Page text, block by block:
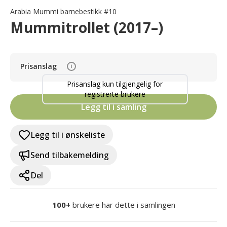
Arabia Mummi barnebestikk #10
Mummitrollet (2017–)
Prisanslag i
Prisanslag kun tilgjengelig for
registrerte brukere
Legg til i samling
Legg til i ønskeliste
Send tilbakemelding
Del
100+ brukere har dette i samlingen